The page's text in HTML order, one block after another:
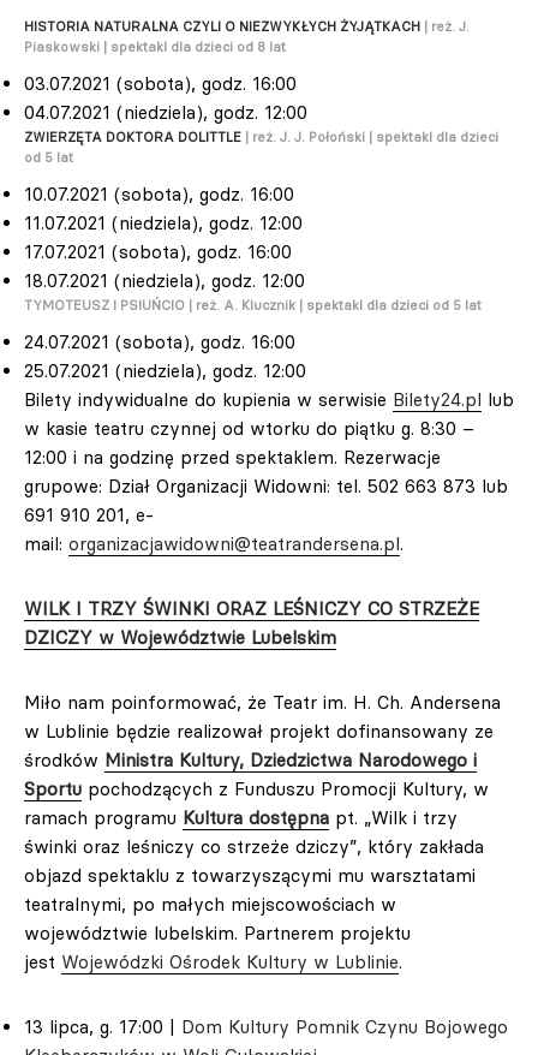
HISTORIA NATURALNA CZYLI O NIEZWYKŁYCH ŻYJĄTKACH | reż. J.
Piaskowski | spektakl dla dzieci od 8 lat
03.07.2021 (sobota), godz. 16:00
04.07.2021 (niedziela), godz. 12:00
ZWIERZĘTA DOKTORA DOLITTLE | reż. J. J. Połoński | spektakl dla dzieci
od 5 lat
10.07.2021 (sobota), godz. 16:00
11.07.2021 (niedziela), godz. 12:00
17.07.2021 (sobota), godz. 16:00
18.07.2021 (niedziela), godz. 12:00
TYMOTEUSZ I PSIUŃCIO | reż. A. Klucznik | spektakl dla dzieci od 5 lat
24.07.2021 (sobota), godz. 16:00
25.07.2021 (niedziela), godz. 12:00
Bilety indywidualne do kupienia w serwisie Bilety24.pl lub
w kasie teatru czynnej od wtorku do piątku g. 8:30 –
12:00 i na godzinę przed spektaklem. Rezerwacje
grupowe: Dział Organizacji Widowni: tel. 502 663 873 lub
691 910 201, e-
mail: organizacjawidowni@teatrandersena.pl.
WILK I TRZY ŚWINKI ORAZ LEŚNICZY CO STRZEŻE
DZICZY w Województwie Lubelskim
Miło nam poinformować, że Teatr im. H. Ch. Andersena
w Lublinie będzie realizował projekt dofinansowany ze
środków Ministra Kultury, Dziedzictwa Narodowego i
Sportu pochodzących z Funduszu Promocji Kultury, w
ramach programu Kultura dostępna pt. „Wilk i trzy
świnki oraz leśniczy co strzeże dziczy”, który zakłada
objazd spektaklu z towarzyszącymi mu warsztatami
teatralnymi, po małych miejscowościach w
województwie lubelskim. Partnerem projektu
jest Wojewódzki Ośrodek Kultury w Lublinie.
13 lipca, g. 17:00 | Dom Kultury Pomnik Czynu Bojowego